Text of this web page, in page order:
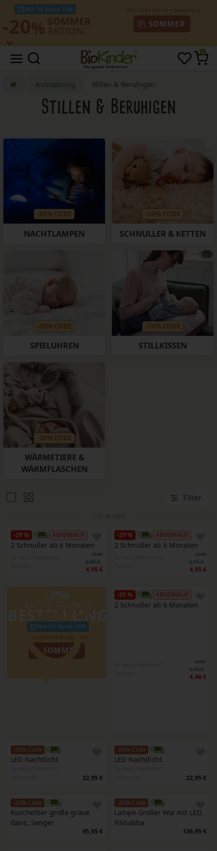
Nur für kurze Zeit!
SOMMER
0
Ausstattung Stillen & Beruhigen
Stillen & Beruhigen
NACHTLAMPEN SCHNULLER & KETTEN
SPIELUHREN STILLKISSEN
WÄRMETIERE &
WÄRMFLASCHEN
Filter
-29 % ABVERKAUF
2 Schnuller ab 6 Monaten
statt
6,95 €
4,95 €
-29 % ABVERKAUF
2 Schnuller ab 6 Monaten
statt
6,95 €
4,95 €
BESTELLUNG
Nur für kurze Zeit!
SOMMER
-25 % ABVERKAUF
2 Schnuller ab 6 Monaten
statt
5,95 €
4,46 €
-20% Code
LED Nachtlicht
22,95 €
-20% Code
LED Nachtlicht
22,95 €
-20% Code
Kuscheltier große graue
Gans, Senger
95,95 €
-20% Code
Lampe Großer Wal mit LED,
Filibabba
136,95 €